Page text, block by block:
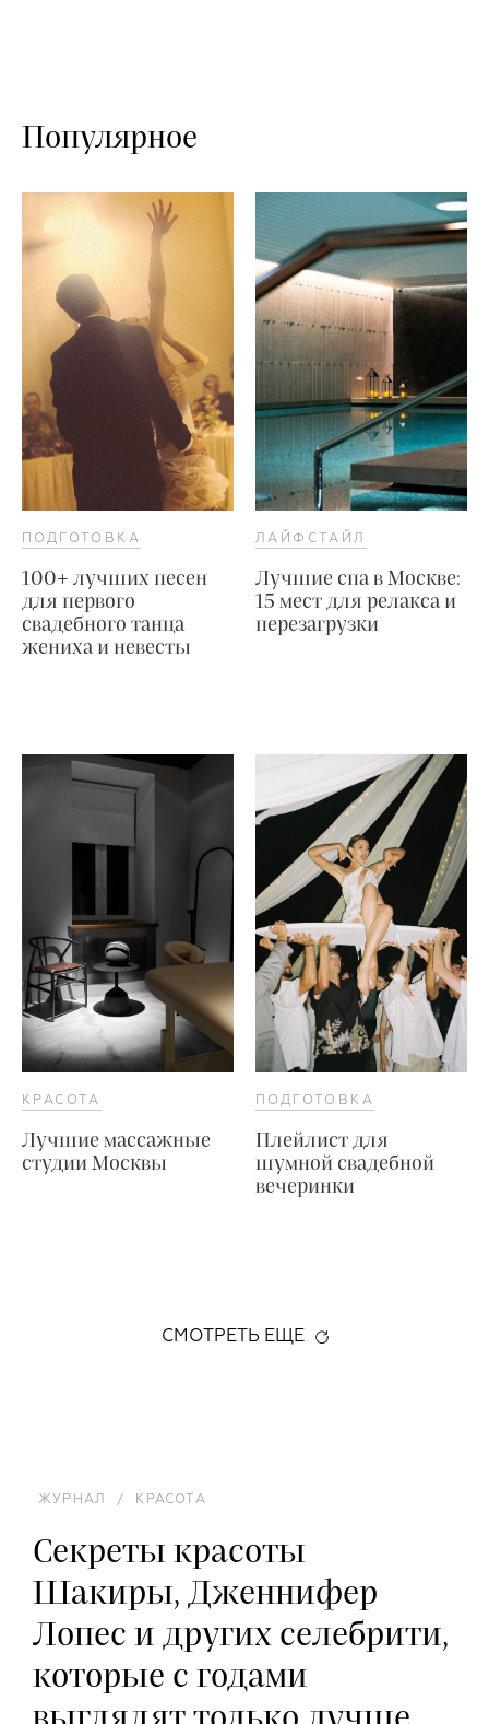
Популярное
ПОДГОТОВКА
100+ лучших песен
для первого
свадебного танца
жениха и невесты
ЛАЙФСТАЙЛ
Лучшие спа в Москве:
15 мест для релакса и
перезагрузки
КРАСОТА
Лучшие массажные
студии Москвы
ПОДГОТОВКА
Плейлист для
шумной свадебной
вечеринки
СМОТРЕТЬ ЕЩЕ
ЖУРНАЛ / КРАСОТА
Секреты красоты
Шакиры, Дженнифер
Лопес и других селебрити,
которые с годами